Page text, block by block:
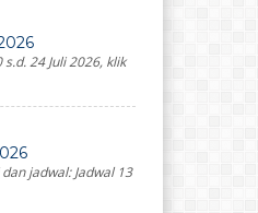
24 Juli 2026, klik
jadwal: Jadwal 13